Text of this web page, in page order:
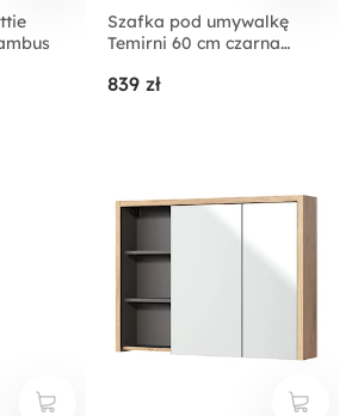
Szafka pod umywalkę
Temirni 60 cm czarna
839 zł